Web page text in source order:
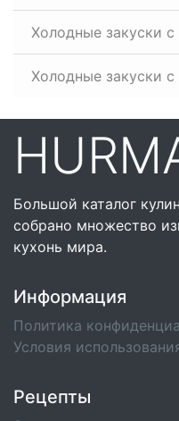
Холодные закуски
Холодные закуски
Большой каталог
собрано множество
кухонь мира.
Информация
Политика
Условия
Рецепты